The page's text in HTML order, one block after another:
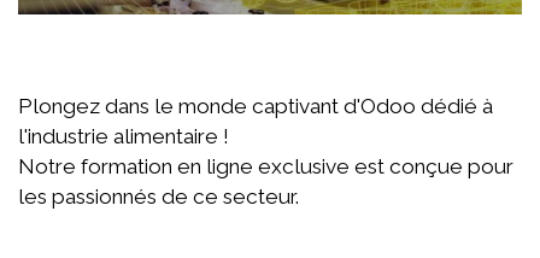
Plongez dans le monde captivant d'Odoo dédié à
l'industrie alimentaire !
Notre formation en ligne exclusive est conçue pour
les passionnés de ce secteur.